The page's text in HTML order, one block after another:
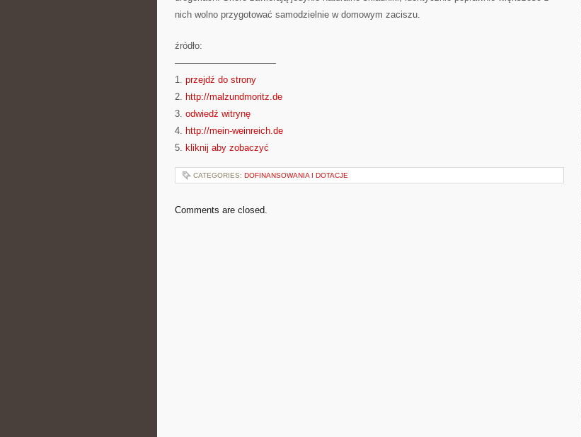
nich wolno przygotować samodzielnie w domowym zaciszu.
źródło:
———————————
1. przejdź do strony
2. http://malzundmoritz.de
3. odwiedź witrynę
4. http://mein-weinreich.de
5. kliknij aby zobaczyć
CATEGORIES: DOFINANSOWANIA I DOTACJE
Comments are closed.